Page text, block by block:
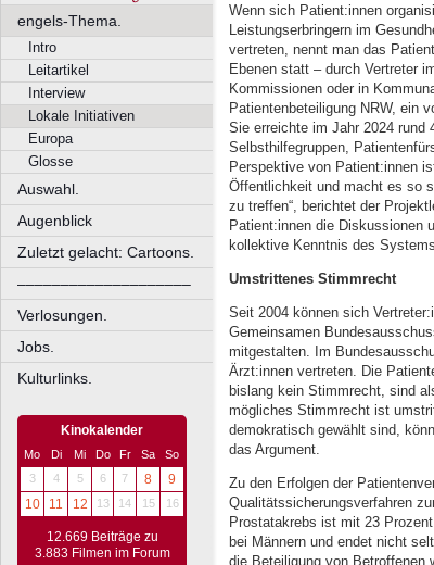
engels-Thema.
Intro
Leitartikel
Interview
Lokale Initiativen
Europa
Glosse
Auswahl.
Augenblick
Zuletzt gelacht: Cartoons.
––––––––––––––––––––
Verlosungen.
Jobs.
Kulturlinks.
Kinokalender
Mo Di Mi Do Fr Sa
So
3
4 5 6 7 8
9
10
11 12 13 14 15 16
12.669 Beiträge zu
3.883 Filmen im Forum
Wenn sich Patient:innen
Leistungserbringern im
vertreten, nennt man das
Ebenen statt – durch Vertreter
Kommissionen oder in
Patientenbeteiligung NRW, ein
Sie erreichte im Jahr 2024 rund
Selbsthilfegruppen,
Perspektive von Patient:innen
Öffentlichkeit und macht es so
zu treffen“, berichtet der
Patient:innen die Diskussionen
kollektive Kenntnis des
Umstrittenes Stimmrecht
Seit 2004 können sich
Gemeinsamen
mitgestalten. Im
Ärzt:innen vertreten. Die
bislang kein Stimmrecht, sind
mögliches Stimmrecht ist
demokratisch gewählt sind,
das Argument.
Zu den Erfolgen der
Qualitätssicherungsverfahren
Prostatakrebs ist mit 23
bei Männern und endet nicht
die Beteiligung von Betroffenen